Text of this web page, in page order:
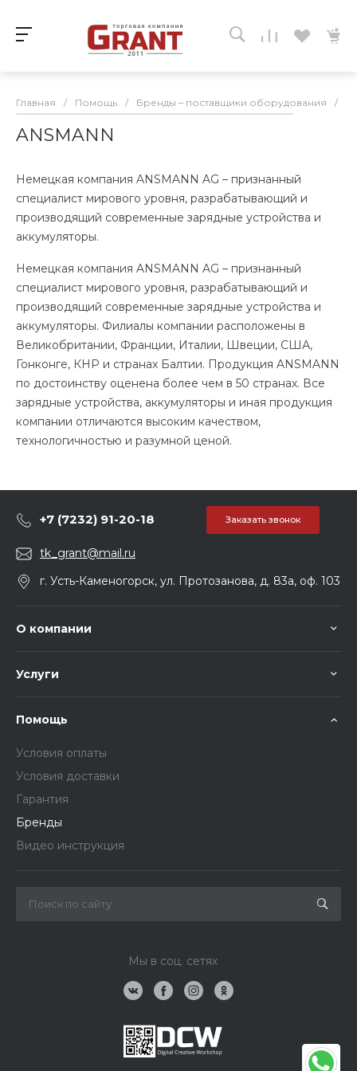
Главная / Помощь / Бренды – поставщики оборудования /
ANSMANN
Немецкая компания ANSMANN AG – признанный
специалист мирового уровня, разрабатывающий и
производящий современные зарядные устройства и
аккумуляторы.
Немецкая компания ANSMANN AG – признанный
специалист мирового уровня, разрабатывающий и
производящий современные зарядные устройства и
аккумуляторы. Филиалы компании расположены в
Великобритании, Франции, Италии, Швеции, США,
Гонконге, КНР и странах Балтии. Продукция ANSMANN
по достоинству оценена более чем в 50 странах. Все
зарядные устройства, аккумуляторы и иная продукция
компании отличаются высоким качеством,
технологичностью и разумной ценой.
+7 (7232) 91-20-18 Заказать звонок
tk_grant@mail.ru
г. Усть-Каменогорск, ул. Протозанова, д. 83а, оф. 103
О компании
Услуги
Помощь
Условия оплаты
Условия доставки
Гарантия
Бренды
Видео инструкция
Мы в соц. сетях